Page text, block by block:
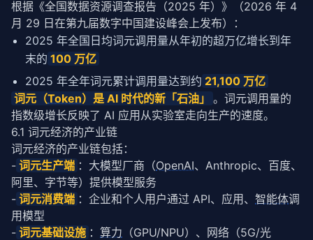
根据《全国数据资源调查报告（2025 年）》（2026 年 4
月 29 日在第九届数字中国建设峰会上发布）：
2025 年全国日均词元调用量从年初的超万亿增长到年
末的 100 万亿
2025 年全年词元累计调用量达到约 21,100 万亿
词元（Token）是 AI 时代的新「石油」
。词元调用量的
指数级增长反映了 AI 应用从实验室走向生产的速度。
6.1 词元经济的产业链
词元经济的产业链包括：
- 词元生产端 ：大模型厂商（OpenAI、Anthropic、百度、
阿里、字节等）提供模型服务
- 词元消费端 ：企业和个人用户通过 API、应用、 智能体调
用模型
- 词元基础设施 ： 算力 （GPU/NPU）、网络（5G/光